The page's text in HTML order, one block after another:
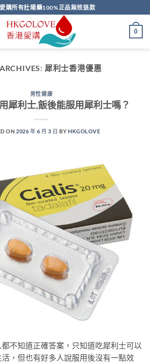
購所有壯陽藥100%正品無效退款
0
犀利士香港優惠
男性健康
犀利士,飯後能服用犀利士嗎？
ON2026 年 6 月 3 日 BYHKGOLOVE
不知道正確答案，只知道吃犀利士可以
，但也有好多人說服用後沒有一點效